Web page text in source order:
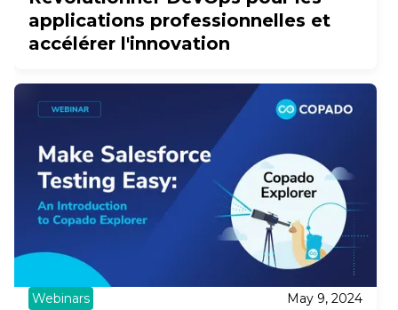
applications professionnelles et
accélérer l'innovation
Webinars May 9, 2024